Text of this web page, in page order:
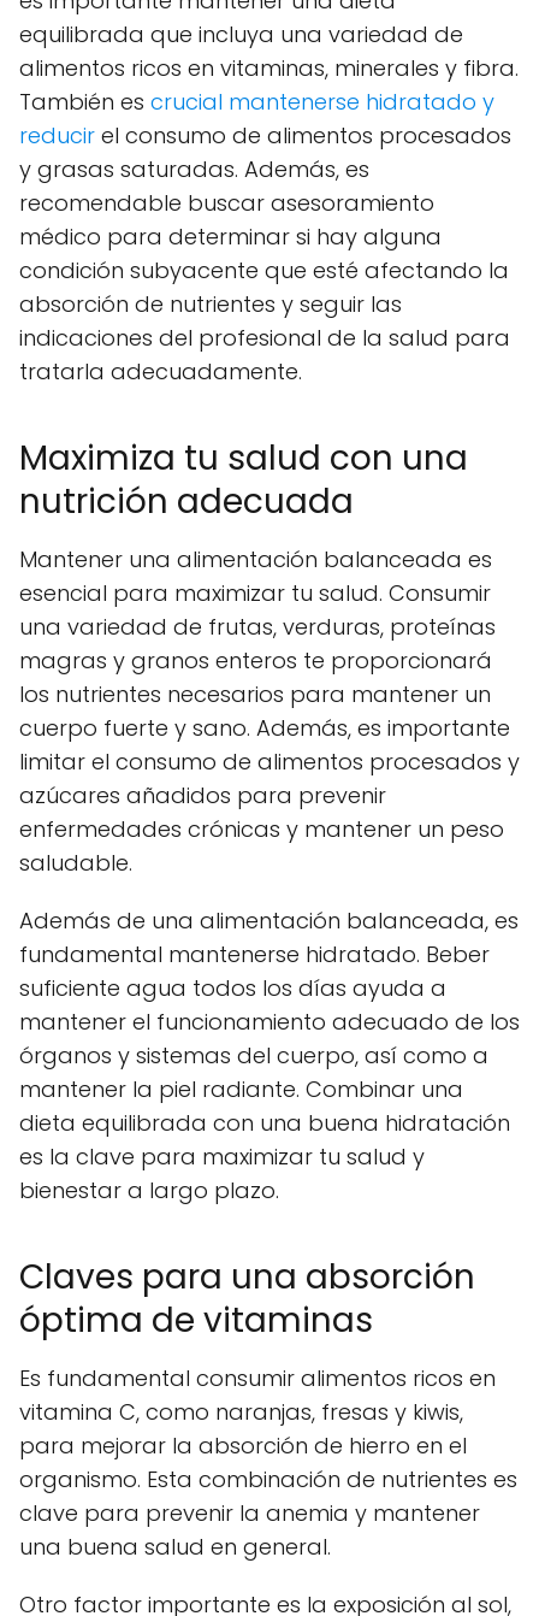
equilibrada que incluya una variedad de
alimentos ricos en vitaminas, minerales y fibra.
También es crucial mantenerse hidratado y
reducir el consumo de alimentos procesados
y grasas saturadas. Además, es
recomendable buscar asesoramiento
médico para determinar si hay alguna
condición subyacente que esté afectando la
absorción de nutrientes y seguir las
indicaciones del profesional de la salud para
tratarla adecuadamente.
Maximiza tu salud con una
nutrición adecuada
Mantener una alimentación balanceada es
esencial para maximizar tu salud. Consumir
una variedad de frutas, verduras, proteínas
magras y granos enteros te proporcionará
los nutrientes necesarios para mantener un
cuerpo fuerte y sano. Además, es importante
limitar el consumo de alimentos procesados y
azúcares añadidos para prevenir
enfermedades crónicas y mantener un peso
saludable.
Además de una alimentación balanceada, es
fundamental mantenerse hidratado. Beber
suficiente agua todos los días ayuda a
mantener el funcionamiento adecuado de los
órganos y sistemas del cuerpo, así como a
mantener la piel radiante. Combinar una
dieta equilibrada con una buena hidratación
es la clave para maximizar tu salud y
bienestar a largo plazo.
Claves para una absorción
óptima de vitaminas
Es fundamental consumir alimentos ricos en
vitamina C, como naranjas, fresas y kiwis,
para mejorar la absorción de hierro en el
organismo. Esta combinación de nutrientes es
clave para prevenir la anemia y mantener
una buena salud en general.
Otro factor importante es la exposición al sol,